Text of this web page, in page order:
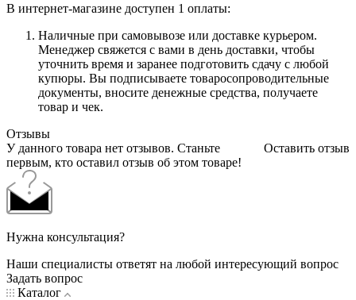
В интернет-магазине доступен 1 оплаты:
Наличные при самовывозе или доставке курьером.
Менеджер свяжется с вами в день доставки, чтобы
уточнить время и заранее подготовить сдачу с любой
купюры. Вы подписываете товаросопроводительные
документы, вносите денежные средства, получаете
товар и чек.
Отзывы
Оставить отзыв
У данного товара нет отзывов. Станьте
первым, кто оставил отзыв об этом товаре!
Нужна консультация?
Наши специалисты ответят на любой интересующий вопрос
Задать вопрос
Каталог